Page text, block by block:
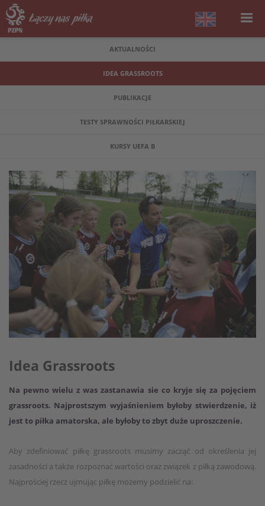
AKTUALNOŚCI
IDEA GRASSROOTS
PUBLIKACJE
TESTY SPRAWNOŚCI PIŁKARSKIEJ
KURSY UEFA B
Idea Grassroots
Na pewno wielu z was zastanawia sie co kryje się za pojęciem
grassroots. Najprostszym wyjaśnieniem byłoby stwierdzenie, iż
jest to piłka amatorska, ale byłoby to zbyt duże uproszczenie.
Aby zdefiniować piłkę grassroots musimy zacząć od określenia jej
zasadności a także rozpoznać wartości oraz związek z piłką zawodową.
Najprościej rzecz ujmując piłkę możemy podzielić na: